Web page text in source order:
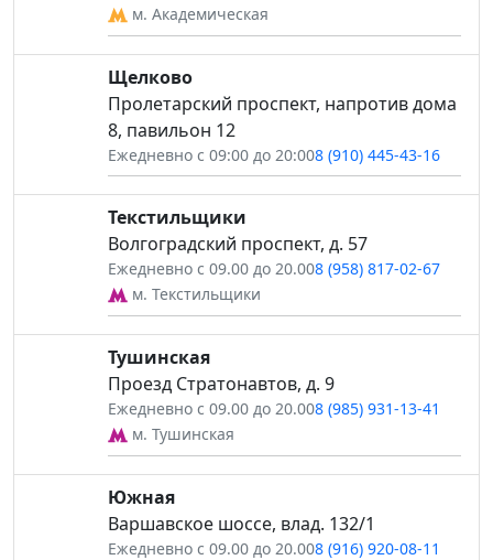
м. Академическая
Щелково
Пролетарский проспект, напротив дома
8, павильон 12
Ежедневно с 09:00 до 20:008 (910) 445-43-16
Текстильщики
Волгоградский проспект, д. 57
Ежедневно с 09.00 до 20.008 (958) 817-02-67
м. Текстильщики
Тушинская
Проезд Стратонавтов, д. 9
Ежедневно с 09.00 до 20.008 (985) 931-13-41
м. Тушинская
Южная
Варшавское шоссе, влад. 132/1
Ежедневно с 09.00 до 20.008 (916) 920-08-11